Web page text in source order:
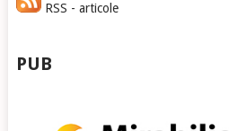
RSS - articole
PUB